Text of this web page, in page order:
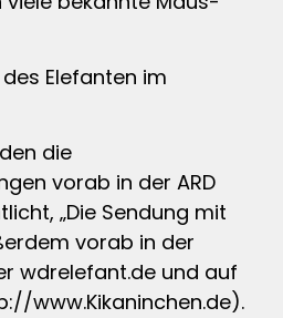
Elefanten im
die
vorab in der ARD
„Die Sendung mit
vorab in der
wdrelefant.de und auf
www.Kikaninchen.de).